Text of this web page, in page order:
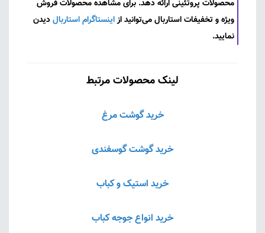
محصولات پروتئینی ارائه دهد. برای مشاهده محصولات فروش
ویژه و تخفیفات استاربال می‌توانید ازاینستاگرام استاربالدیدن
نمایید.
لینک محصولات مرتبط
خرید گوشت مرغ
خرید گوشت گوسفندی
خرید استیک و کباب
خرید انواع جوجه کباب